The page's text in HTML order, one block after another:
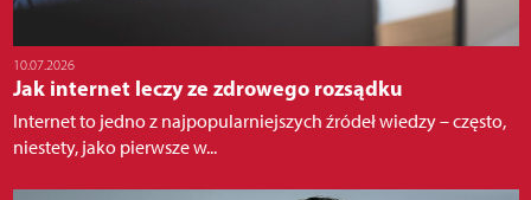
10.07.2026
Jak internet leczy ze zdrowego rozsądku
Internet to jedno z najpopularniejszych źródeł wiedzy – często,
niestety, jako pierwsze w...